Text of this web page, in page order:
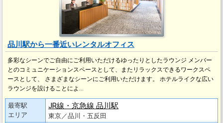
品川駅から一番近いレンタルオフィス
多彩なシーンでご自由にご利用いただけるゆったりとしたラウンジ メンバー
とのコミュニケーションスペースとして、またリラックスできるワークスペ
ースとして、 さまざまなシーンにご利用いただけます。 ホテルライクな広い
ラウンジを設けることによ…
最寄駅
エリア
JR線・京急線 品川駅
東京／品川・五反田